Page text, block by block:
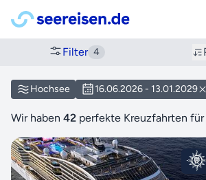
Filter 4
Hochsee 16.06.2026 - 13.01.2029
Wir haben 42 perfekte Kreuzfahrten